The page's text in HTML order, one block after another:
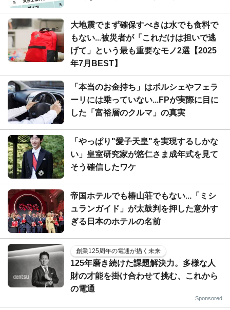
大地震でまず確保すべきは水でも食料で
もない...被災者が「これだけは担いで逃
げて」という最も重要なモノ2選【2025
年7月BEST】
「本当のお金持ち」はポルシェやフェラ
ーリには乗っていない...FPが実際に目に
した「富裕層のクルマ」の真実
「やっぱり"愛子天皇"を実現するしかな
い」皇室研究家が悠仁さま成年式を見て
そう確信したワケ
帝国ホテルでも椿山荘でもない...「ミシ
ュランガイド」が太鼓判を押した意外す
ぎる日本のホテルの名前
創業125周年の電通が描く未来
125年磨き続けた課題解決力。多様な人
財の才能を掛け合わせて挑む、これから
の電通
Sponsored